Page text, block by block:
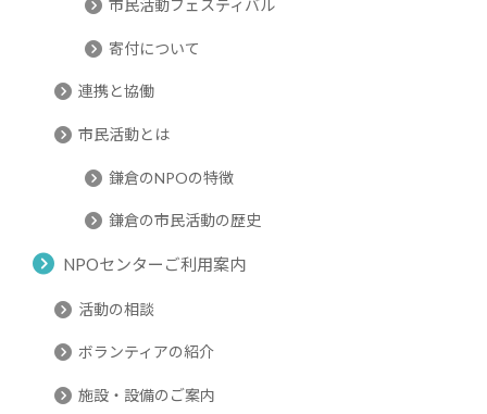
市民活動フェスティバル
寄付について
連携と協働
市民活動とは
鎌倉のNPOの特徴
鎌倉の市民活動の歴史
NPOセンターご利用案内
活動の相談
ボランティアの紹介
施設・設備のご案内